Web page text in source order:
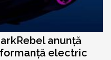
anunță
electric